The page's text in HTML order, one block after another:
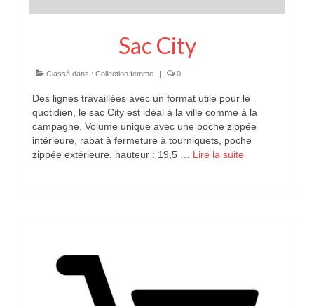
Sac City
Classé dans : Collection femme | 0
Des lignes travaillées avec un format utile pour le
quotidien, le sac City est idéal à la ville comme à la
campagne. Volume unique avec une poche zippée
intérieure, rabat à fermeture à tourniquets, poche
zippée extérieure. hauteur : 19,5 … Lire la suite­­